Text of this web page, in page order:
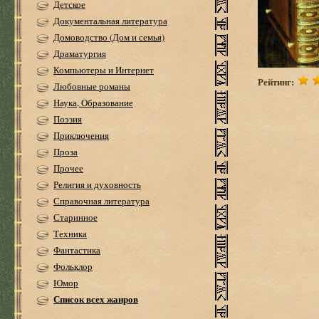
Детское
Документальная литература
Домоводство (Дом и семья)
Драматургия
Компьютеры и Интернет
Любовные романы
Наука, Образование
Поэзия
Приключения
Проза
Прочее
Религия и духовность
Справочная литература
Старинное
Техника
Фантастика
Фольклор
Юмор
Список всех жанров
Рейтинг: